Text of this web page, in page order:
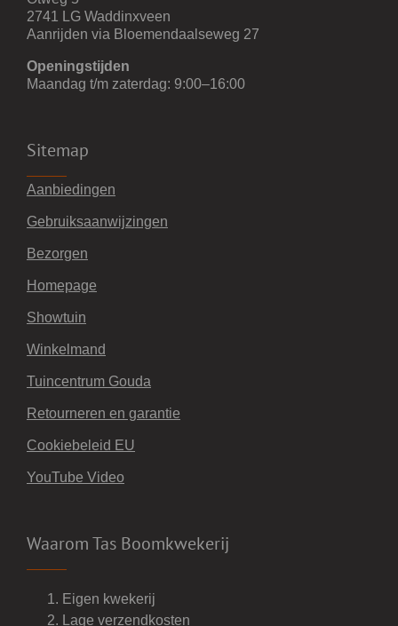
2741 LG Waddinxveen
Aanrijden via Bloemendaalseweg 27
Openingstijden
Maandag t/m zaterdag: 9:00–16:00
Sitemap
Aanbiedingen
Gebruiksaanwijzingen
Bezorgen
Homepage
Showtuin
Winkelmand
Tuincentrum Gouda
Retourneren en garantie
Cookiebeleid EU
YouTube Video
Waarom Tas Boomkwekerij
Eigen kwekerij
Lage verzendkosten